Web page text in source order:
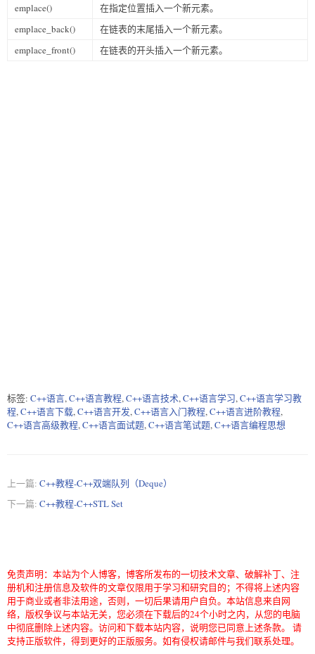
emplace()
在指定位置插入一个新元素。
emplace_back()
在链表的末尾插入一个新元素。
emplace_front()
在链表的开头插入一个新元素。
标签: C++语言,C++语言教程,C++语言技术,C++语言学习,C++语言学习教
程,C++语言下载,C++语言开发,C++语言入门教程,C++语言进阶教程,
C++语言高级教程,C++语言面试题,C++语言笔试题,C++语言编程思想
上一篇: C++教程-C++双端队列（Deque）
下一篇: C++教程-C++STL Set
免责声明：本站为个人博客，博客所发布的一切技术文章、破解补丁、注
册机和注册信息及软件的文章仅限用于学习和研究目的；不得将上述内容
用于商业或者非法用途，否则，一切后果请用户自负。本站信息来自网
络，版权争议与本站无关，您必须在下载后的24个小时之内，从您的电脑
中彻底删除上述内容。访问和下载本站内容，说明您已同意上述条款。 请
支持正版软件，得到更好的正版服务。如有侵权请邮件与我们联系处理。